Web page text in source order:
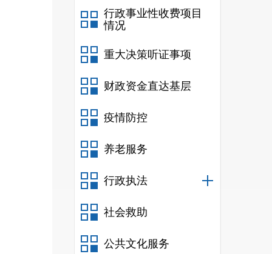
行政事业性收费项目
情况
重大决策听证事项
财政资金直达基层
疫情防控
养老服务
行政执法
社会救助
公共文化服务